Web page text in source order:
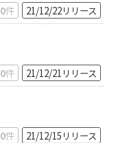
0件 21/12/22リリース
0件 21/12/21 リリース
0件 21/12/15 リリース